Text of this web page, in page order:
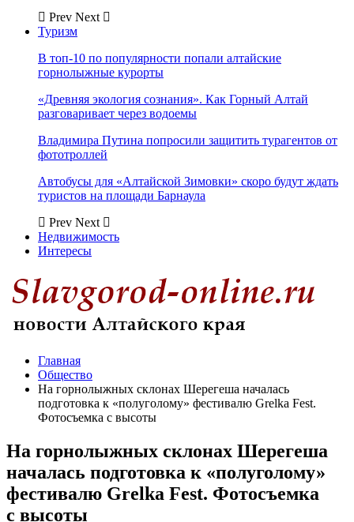
Prev Next
Туризм
В топ-10 по популярности попали алтайские
горнолыжные курорты
«Древняя экология сознания». Как Горный Алтай
разговаривает через водоемы
Владимира Путина попросили защитить турагентов от
фототроллей
Автобусы для «Алтайской Зимовки» скоро будут ждать
туристов на площади Барнаула
Prev Next
Недвижимость
Интересы
Главная
Общество
На горнолыжных склонах Шерегеша началась
подготовка к «полуголому» фестивалю Grelka Fest.
Фотосъемка с высоты
На горнолыжных склонах Шерегеша
началась подготовка к «полуголому»
фестивалю Grelka Fest. Фотосъемка
с высоты